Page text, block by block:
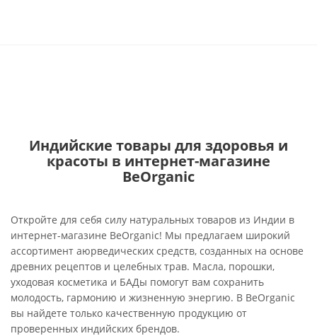
Индийские товары для здоровья и
красоты в интернет-магазине
BeOrganic
Откройте для себя силу натуральных товаров из Индии в
интернет-магазине BeOrganic! Мы предлагаем широкий
ассортимент аюрведических средств, созданных на основе
древних рецептов и целебных трав. Масла, порошки,
уходовая косметика и БАДы помогут вам сохранить
молодость, гармонию и жизненную энергию. В BeOrganic
вы найдете только качественную продукцию от
проверенных индийских брендов.